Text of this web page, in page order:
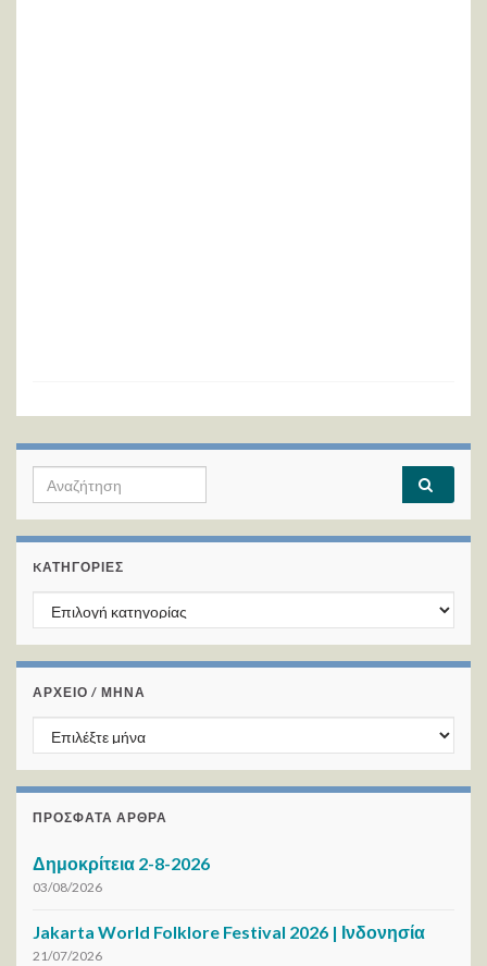
Search for:
KΑΤΗΓΟΡΊΕΣ
Kατηγορίες
ΑΡΧΕΙΟ / ΜΗΝΑ
ΑΡΧΕΙΟ / ΜΗΝΑ
ΠΡΌΣΦΑΤΑ ΆΡΘΡΑ
Δημοκρίτεια 2-8-2026
03/08/2026
Jakarta World Folklore Festival 2026 | Ινδονησία
21/07/2026